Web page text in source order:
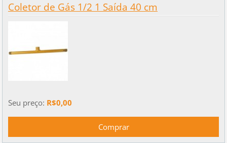
Coletor de Gás 1/2 1 Saída 40 cm
Seu preço: R$0,00